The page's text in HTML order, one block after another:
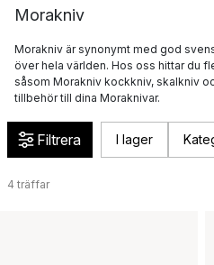
Morakniv
Morakniv är synonymt med god
över hela världen. Hos oss hittar du
såsom Morakniv kockkniv, skalkniv
tillbehör till dina Moraknivar.
Filtrera I lager
4 träffar